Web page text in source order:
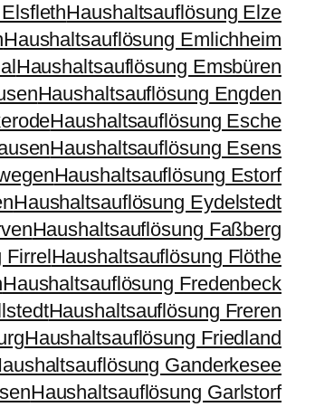
Haushaltsauflösung Elze
Haushaltsauflösung Emlichheim
Haushaltsauflösung Emsbüren
Haushaltsauflösung Engden
Haushaltsauflösung Esche
Haushaltsauflösung Esens
Haushaltsauflösung Estorf
Haushaltsauflösung Eydelstedt
Haushaltsauflösung Faßberg
FirrelHaushaltsauflösung Flöthe
Haushaltsauflösung Fredenbeck
Haushaltsauflösung Freren
Haushaltsauflösung Friedland
Ganderkesee
Haushaltsauflösung Garlstorf